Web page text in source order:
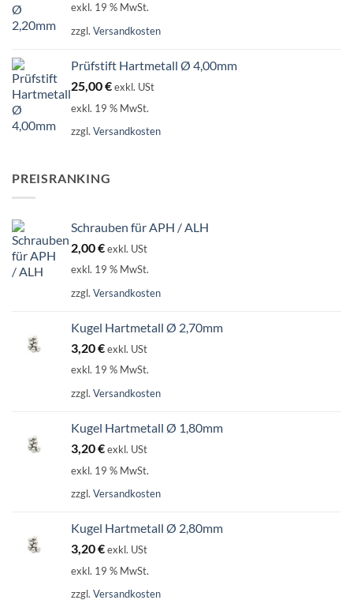
exkl. 19 % MwSt.
zzgl. Versandkosten
Prüfstift Hartmetall Ø 4,00mm
25,00€exkl. USt
exkl. 19 % MwSt.
zzgl. Versandkosten
PREISRANKING
Schrauben für APH / ALH
2,00€exkl. USt
exkl. 19 % MwSt.
zzgl. Versandkosten
Kugel Hartmetall Ø 2,70mm
3,20€exkl. USt
exkl. 19 % MwSt.
zzgl. Versandkosten
Kugel Hartmetall Ø 1,80mm
3,20€exkl. USt
exkl. 19 % MwSt.
zzgl. Versandkosten
Kugel Hartmetall Ø 2,80mm
3,20€exkl. USt
exkl. 19 % MwSt.
zzgl. Versandkosten